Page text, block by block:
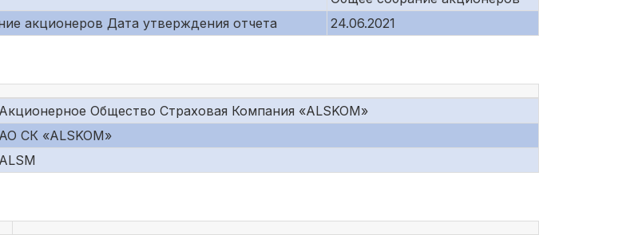
акционеров Дата утверждения отчета
24.06.2021
Акционерное Общество Страховая Компания «ALSKOM»
АО СК «ALSKOM»
ALSM